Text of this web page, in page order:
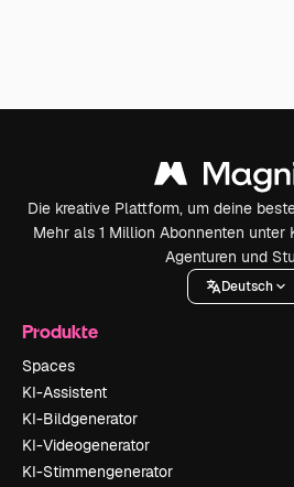
Die kreative Plattform, um deine
Mehr als 1 Million Abonnenten unter
Agenturen und
Deutsch
Produkte
Spaces
KI-Assistent
KI-Bildgenerator
KI-Videogenerator
KI-Stimmengenerator